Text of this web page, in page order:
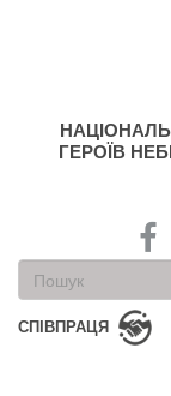
ГЕРОЇВ
Пошукова
форма
Пошук
СПІВПРАЦЯ